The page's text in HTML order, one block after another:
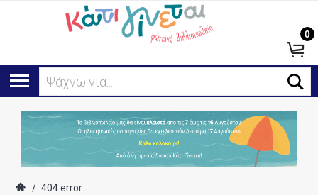
Ψάχνω για...
0
/ 404 error